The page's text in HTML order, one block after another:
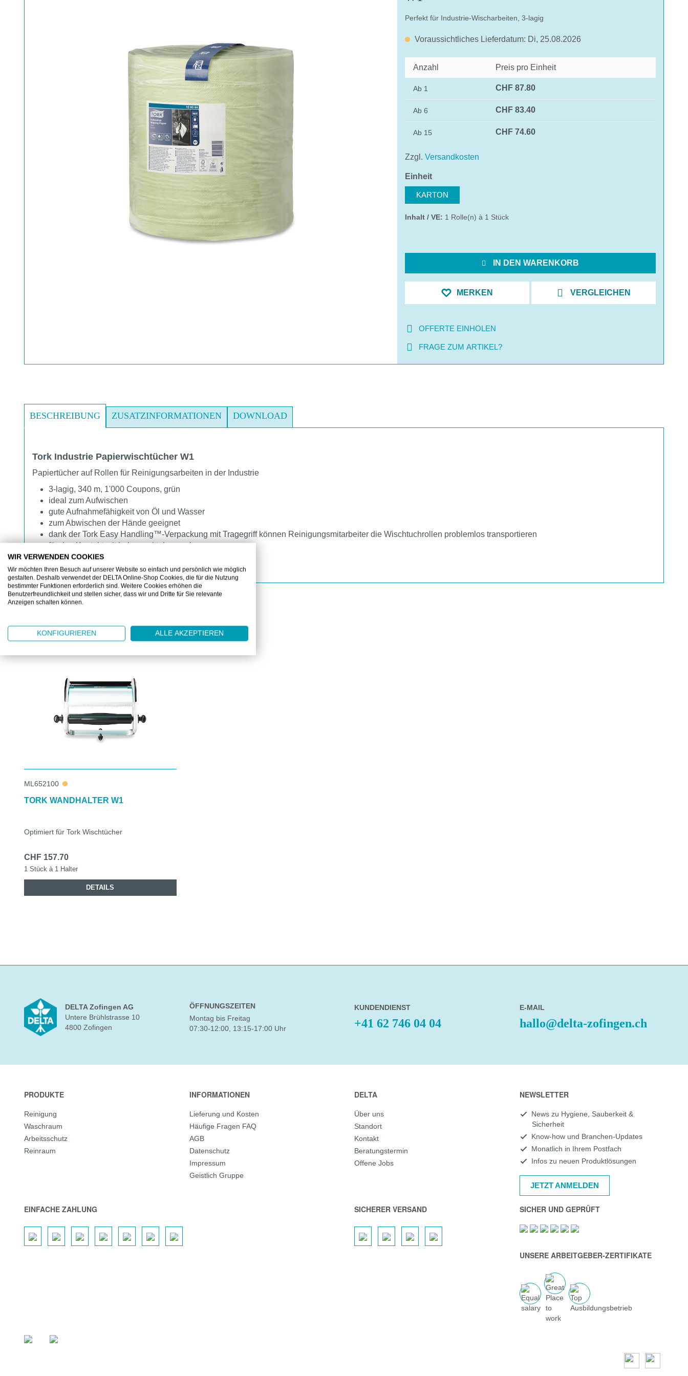
Perfekt für Industrie-Wischarbeiten, 3-lagig
Voraussichtliches Lieferdatum: Di, 25.08.2026
Anzahl Preis pro Einheit
Ab 1 CHF 87.80
Ab 6 CHF 83.40
Ab 15 CHF 74.60
Zzgl. Versandkosten
Einheitauswählen
KARTON
Inhalt / VE: 1 Rolle(n) à 1 Stück
IN DEN WARENKORB
MERKEN VERGLEICHEN
OFFERTE EINHOLEN
FRAGE ZUM ARTIKEL?
BESCHREIBUNG ZUSATZINFORMATIONEN DOWNLOAD
Tork Industrie Papierwischtücher W1
Papiertücher auf Rollen für Reinigungsarbeiten in der Industrie
3-lagig, 340 m, 1'000 Coupons, grün
ideal zum Aufwischen
gute Aufnahmefähigkeit von Öl und Wasser
zum Abwischen der Hände geeignet
dank der Tork Easy Handling™-Verpackung mit Tragegriff können Reinigungsmitarbeiter die Wischtuchrollen problemlos transportieren
für den Kontakt mit Lebensmitteln zugelassen
mit EU Ecolabel und FSC zertifiziert
ZUBEHÖR
ML652100
TORK WANDHALTER W1
Optimiert für Tork Wischtücher
CHF 157.70
1 Stück à 1 Halter
DETAILS
DELTA Zofingen AG
Untere Brühlstrasse 10
4800 Zofingen
ÖFFNUNGSZEITEN
Montag bis Freitag
07:30-12:00, 13:15-17:00 Uhr
KUNDENDIENST
+41 62 746 04 04
E-MAIL
hallo@delta-zofingen.ch
PRODUKTE
Reinigung
Waschraum
Arbeitsschutz
Reinraum
INFORMATIONEN
Lieferung und Kosten
Häufige Fragen FAQ
AGB
Datenschutz
Impressum
Geistlich Gruppe
DELTA
Über uns
Standort
Kontakt
Beratungstermin
Offene Jobs
NEWSLETTER
News zu Hygiene, Sauberkeit &
Sicherheit
Know-how und Branchen-Updates
Monatlich in Ihrem Postfach
Infos zu neuen Produktlösungen
JETZT ANMELDEN
EINFACHE ZAHLUNG SICHERER VERSAND SICHER UND GEPRÜFT
UNSERE ARBEITGEBER-ZERTIFIKATE
WIR VERWENDEN COOKIES
Wir möchten Ihren Besuch auf unserer Website so einfach und persönlich wie möglich
gestalten. Deshalb verwendet der DELTA Online-Shop Cookies, die für die Nutzung
bestimmter Funktionen erforderlich sind. Weitere Cookies erhöhen die
Benutzerfreundlichkeit und stellen sicher, dass wir und Dritte für Sie relevante
Anzeigen schalten können.
KONFIGURIEREN ALLE AKZEPTIEREN